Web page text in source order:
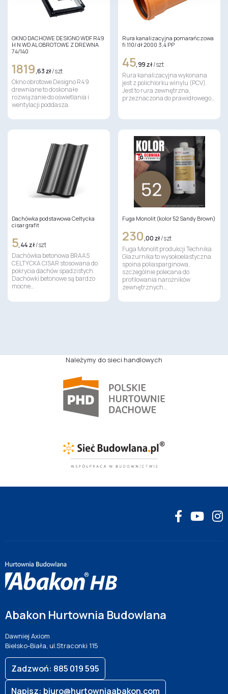
OKNO DACHOWE DESIGNO WDF R49
H N WD AL OBROTOWE Z DREWNA
74/140
1819,63 zł/ szt
Okno obrotowe Designo R49
drewniane to doskonałe
rozwiązanie do oświetlania i
wentylacji poddasza.
Rura kanalizacyjna pomarańczowa
fi 110/ dł 2000 3,4 PP
45,99 zł/ szt
Rura kanalizacyjna wykonana
jest z polichlorku winylu (PCV).
Jest to rura zewnętrzna,
przeznaczona do prawidłowego…
Dachówka podstawowa Celtycka
cisar grafit
5,44 zł/ szt
Dachówka betonowa BRAAS
CELTYCKA CISAR stosowana do
pokrycia dachów spadzistych.
Dachówki betonowe są bardzo
mocne…
Fuga Monolit (kolor 52 Sandy Brown)
230,00 zł/ szt
Fuga Monolit produkcji Technika
Glazurnika to wysokoelastyczna
spoina poliasparginowa,
szczególnie polecana do
profilowania narożników
zewnętrznych…
Należymy do sieci handlowych
Abakon Hurtownia Budowlana
Dawniej Axiom
Bielsko-Biała, ul.Straconki 115
Zadzwoń: 885 019 595
Napisz: biuro@hurtowniaabakon.com